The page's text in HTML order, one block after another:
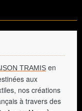
TRAMIS en
aux
nos créations
à travers des